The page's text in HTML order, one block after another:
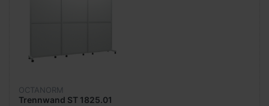
OCTANORM
Trennwand ST 1825.01